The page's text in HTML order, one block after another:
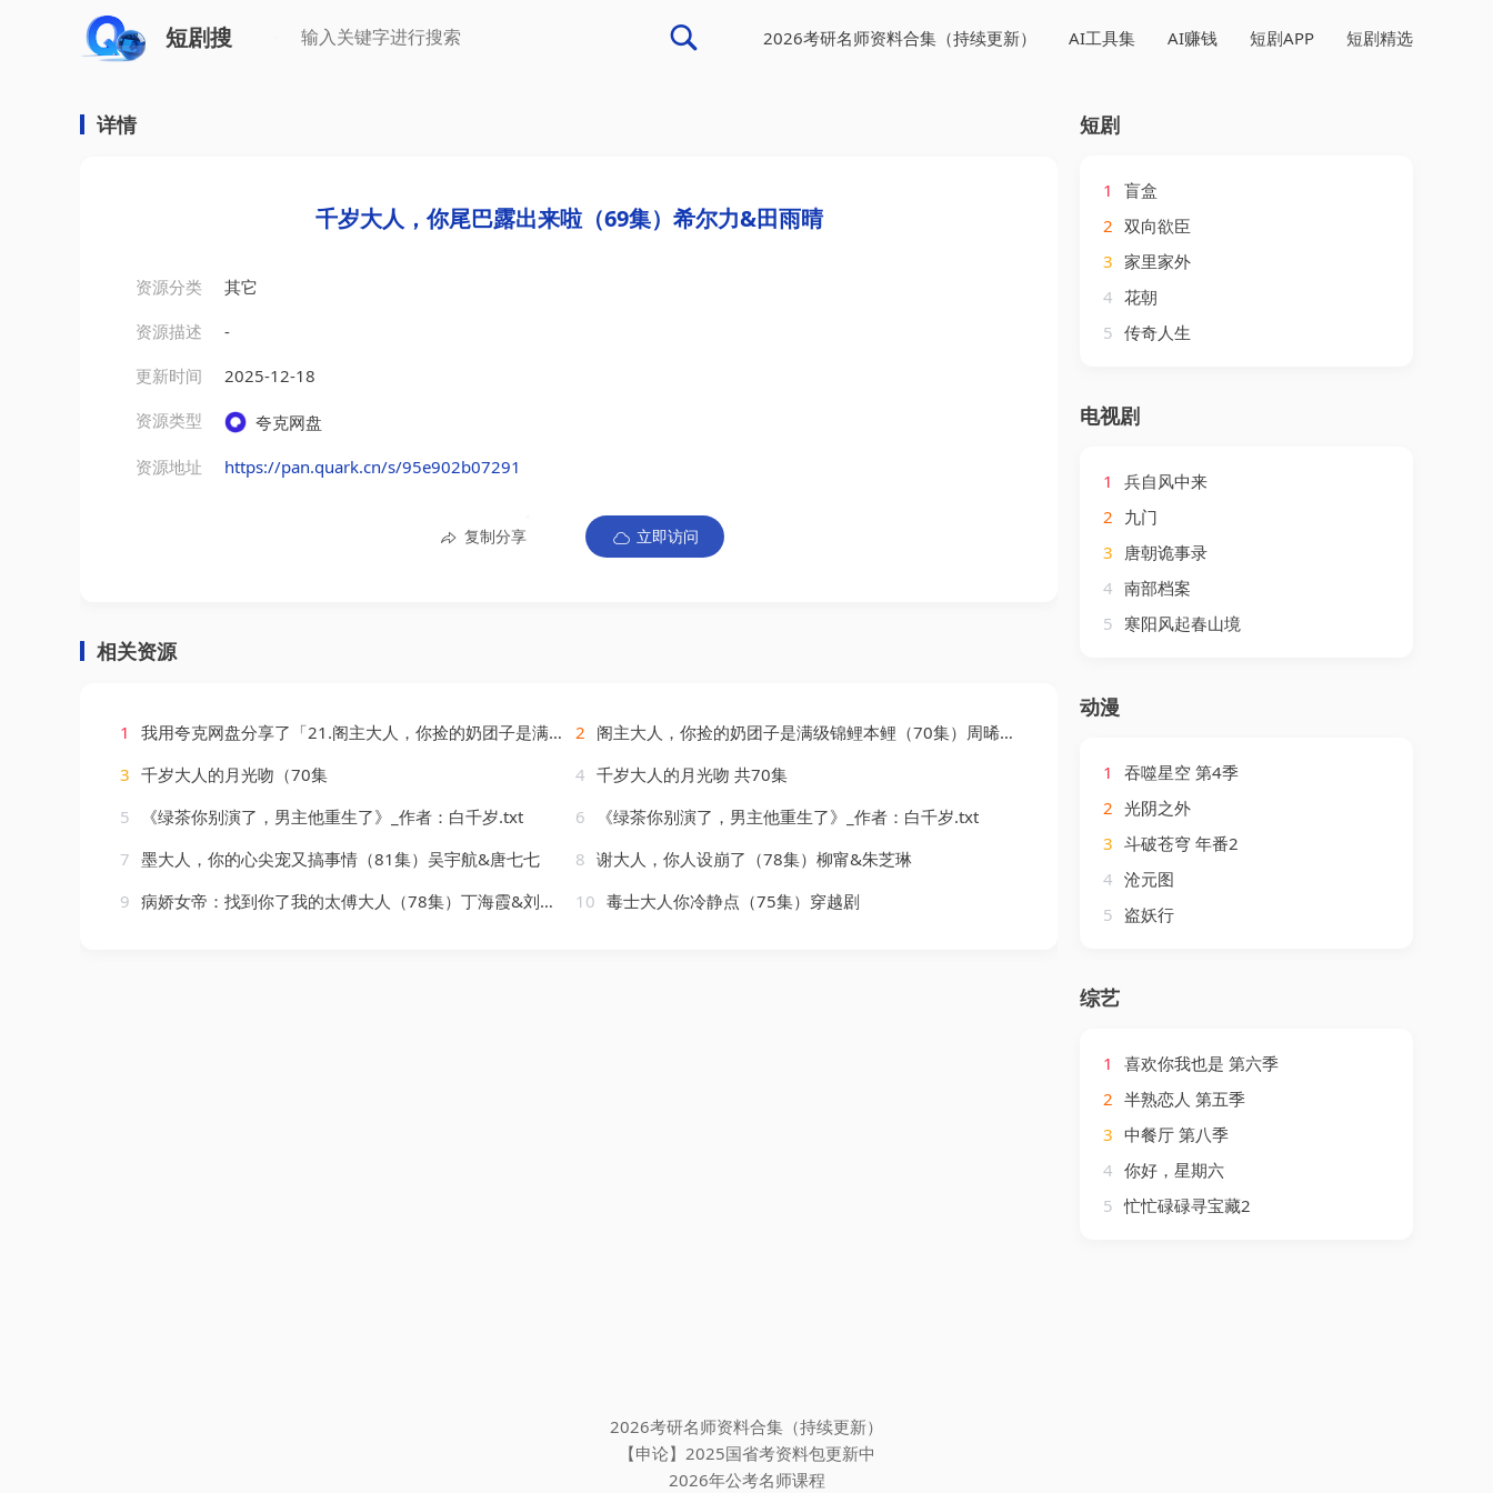
短剧搜 2026考研名师资料合集（持续更新） AI工具集 AI赚钱 短剧APP 短剧精选
详情
千岁大人，你尾巴露出来啦（69集）希尔力&田雨晴
资源分类
其它
资源描述
-
更新时间
2025-12-18
资源类型
夸克网盘
资源地址
https://pan.quark.cn/s/95e902b07291
复制分享 立即访问
相关资源
1 我用夸克网盘分享了「21.阁主大人，你捡的奶团子是满级锦鲤本鲤&我用夸克网盘分享了「21.阁主大人你捡的奶团子是满级锦鲤本鲤（70集）周晞玥&李政阳&刘苏皖」，点击链接即可保存。打开「夸克APP」，无需下载在线播放视频，畅享原画5倍速，支持电视投屏。&刘苏皖」点击链接即可保存。打开「夸克APP」无需下载在线播放视频畅享原画5倍速支持电视投屏。 2 阁主大人，你捡的奶团子是满级锦鲤本鲤（70集）周晞玥&李政阳&刘苏皖
3 千岁大人的月光吻（70集 4 千岁大人的月光吻 共70集
5
《绿茶你别演了，男主他重生了》_作者：白千岁.txt 6
《绿茶你别演了，男主他重生了》_作者：白千岁.txt
7 墨大人，你的心尖宠又搞事情（81集）吴宇航&唐七七 8 谢大人，你人设崩了（78集）柳甯&朱芝琳
9 病娇女帝：找到你了我的太傅大人（78集）丁海霞&刘承林 10 毒士大人你冷静点（75集）穿越剧
短剧
1
盲盒
2 双向欲臣
3 家里家外
4 花朝
5 传奇人生
电视剧
1
兵自风中来
2 九门
3 唐朝诡事录
4 南部档案
5 寒阳风起春山境
动漫
1
吞噬星空 第4季
2 光阴之外
3 斗破苍穹 年番2
4 沧元图
5 盗妖行
综艺
1
喜欢你我也是 第六季
2 半熟恋人 第五季
3 中餐厅 第八季
4 你好，星期六
5 忙忙碌碌寻宝藏2
2026考研名师资料合集（持续更新）
【申论】2025国省考资料包更新中
2026年公考名师课程